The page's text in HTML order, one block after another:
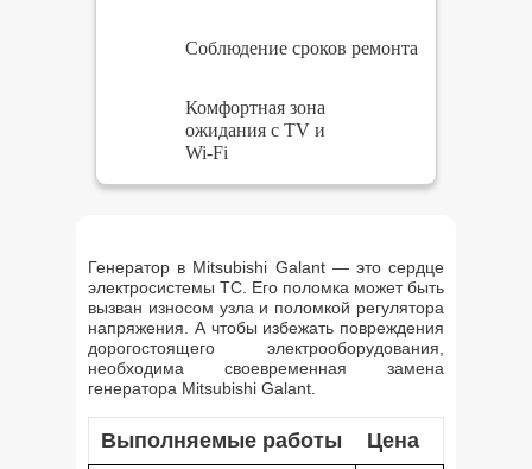
Соблюдение сроков ремонта
Комфортная зона
ожидания с TV и
Wi-Fi
Генератор в Mitsubishi Galant — это сердце
электросистемы ТС. Его поломка может быть
вызван износом узла и поломкой регулятора
напряжения. А чтобы избежать повреждения
дорогостоящего электрооборудования,
необходима своевременная замена
генератора Mitsubishi Galant.
Выполняемые работы Цена